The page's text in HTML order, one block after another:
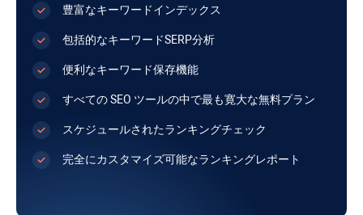
豊富なキーワードインデックス
包括的なキーワードSERP分析
便利なキーワード保存機能
すべての SEO ツールの中で最も寛大な無料プラン
スケジュールされたランキングチェック
完全にカスタマイズ可能なランキングレポート